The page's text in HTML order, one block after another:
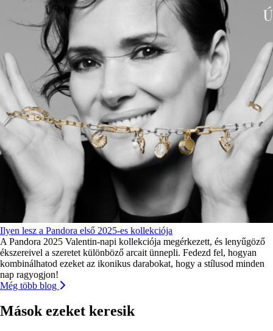
Ilyen lesz a Pandora első 2025-es kollekciója
A Pandora 2025 Valentin-napi kollekciója megérkezett, és lenyűgöző
ékszereivel a szeretet különböző arcait ünnepli. Fedezd fel, hogyan
kombinálhatod ezeket az ikonikus darabokat, hogy a stílusod minden
nap ragyogjon!
Még több blog
Mások ezeket keresik